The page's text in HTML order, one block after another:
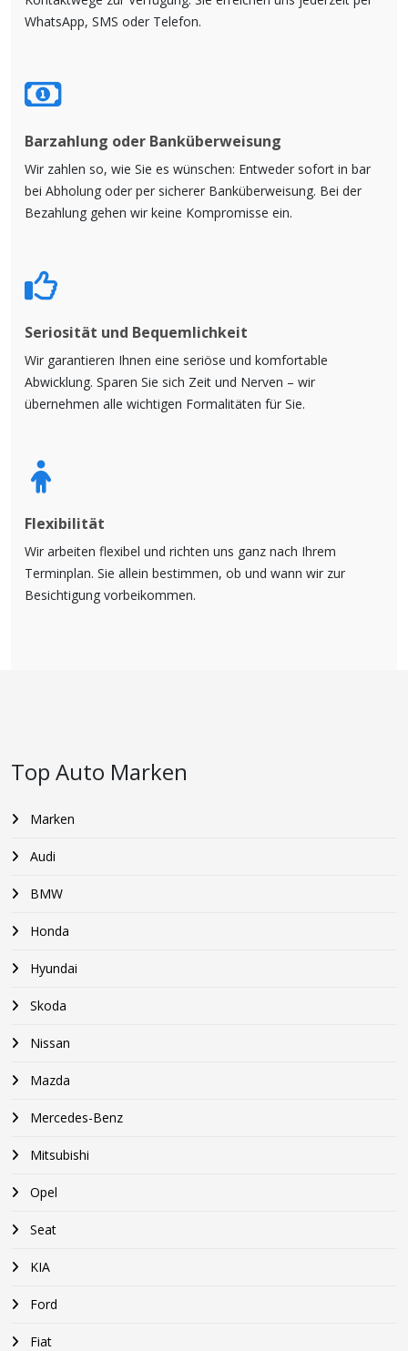
WhatsApp, SMS oder Telefon.
Barzahlung oder Banküberweisung
Wir zahlen so, wie Sie es wünschen: Entweder sofort in bar
bei Abholung oder per sicherer Banküberweisung. Bei der
Bezahlung gehen wir keine Kompromisse ein.
Seriosität und Bequemlichkeit
Wir garantieren Ihnen eine seriöse und komfortable
Abwicklung. Sparen Sie sich Zeit und Nerven – wir
übernehmen alle wichtigen Formalitäten für Sie.
Flexibilität
Wir arbeiten flexibel und richten uns ganz nach Ihrem
Terminplan. Sie allein bestimmen, ob und wann wir zur
Besichtigung vorbeikommen.
Top Auto Marken
Marken
Audi
BMW
Honda
Hyundai
Skoda
Nissan
Mazda
Mercedes-Benz
Mitsubishi
Opel
Seat
KIA
Ford
Fiat